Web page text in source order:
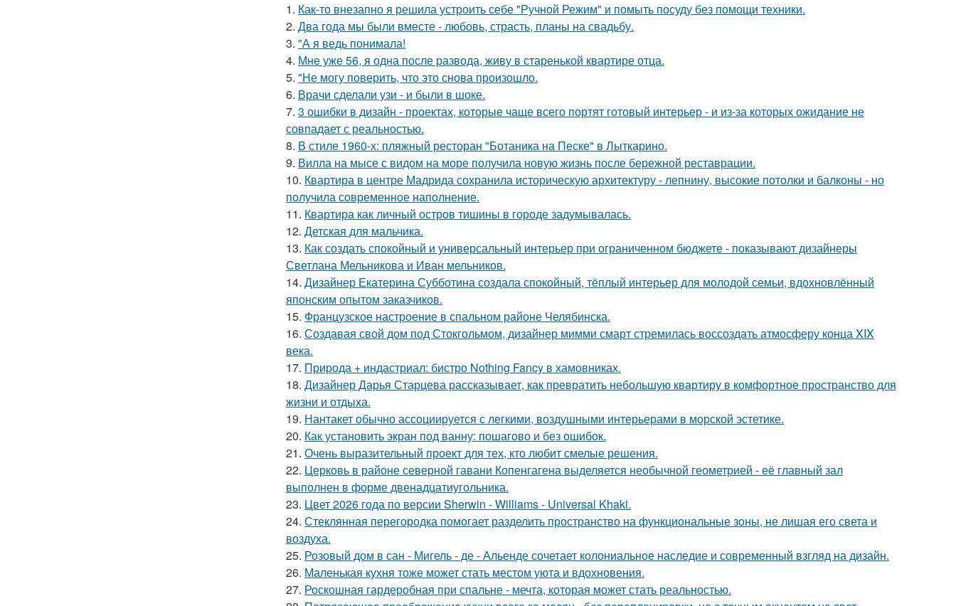
1. Как-то внезапно я решила устроить себе "Ручной Режим" и помыть посуду без помощи техники.
2. Два года мы были вместе - любовь, страсть, планы на свадьбу.
3. "А я ведь понимала!
4. Мне уже 56, я одна после развода, живу в старенькой квартире отца.
5. "Не могу поверить, что это снова произошло.
6. Врачи сделали узи - и были в шоке.
7. 3 ошибки в дизайн - проектах, которые чаще всего портят готовый интерьер - и из-за которых ожидание не
совпадает с реальностью.
8. В стиле 1960-х: пляжный ресторан "Ботаника на Песке" в Лыткарино.
9. Вилла на мысе с видом на море получила новую жизнь после бережной реставрации.
10. Квартира в центре Мадрида сохранила историческую архитектуру - лепнину, высокие потолки и балконы - но
получила современное наполнение.
11. Квартира как личный остров тишины в городе задумывалась.
12. Детская для мальчика.
13. Как создать спокойный и универсальный интерьер при ограниченном бюджете - показывают дизайнеры
Светлана Мельникова и Иван мельников.
14. Дизайнер Екатерина Субботина создала спокойный, тёплый интерьер для молодой семьи, вдохновлённый
японским опытом заказчиков.
15. Французское настроение в спальном районе Челябинска.
16. Создавая свой дом под Стокгольмом, дизайнер мимми смарт стремилась воссоздать атмосферу конца XIX
века.
17. Природа + индастриал: бистро Nothing Fancy в хамовниках.
18. Дизайнер Дарья Старцева рассказывает, как превратить небольшую квартиру в комфортное пространство для
жизни и отдыха.
19. Нантакет обычно ассоциируется с легкими, воздушными интерьерами в морской эстетике.
20. Как установить экран под ванну: пошагово и без ошибок.
21. Очень выразительный проект для тех, кто любит смелые решения.
22. Церковь в районе северной гавани Копенгагена выделяется необычной геометрией - её главный зал
выполнен в форме двенадцатиугольника.
23. Цвет 2026 года по версии Sherwin - Williams - Universal Khaki.
24. Стеклянная перегородка помогает разделить пространство на функциональные зоны, не лишая его света и
воздуха.
25. Розовый дом в сан - Мигель - де - Альенде сочетает колониальное наследие и современный взгляд на дизайн.
26. Маленькая кухня тоже может стать местом уюта и вдохновения.
27. Роскошная гардеробная при спальне - мечта, которая может стать реальностью.